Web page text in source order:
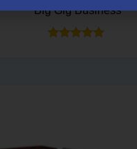
Big Gig Business